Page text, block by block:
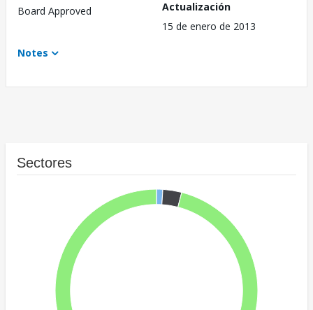
Board Approved
Actualización
15 de enero de 2013
Notes
Sectores